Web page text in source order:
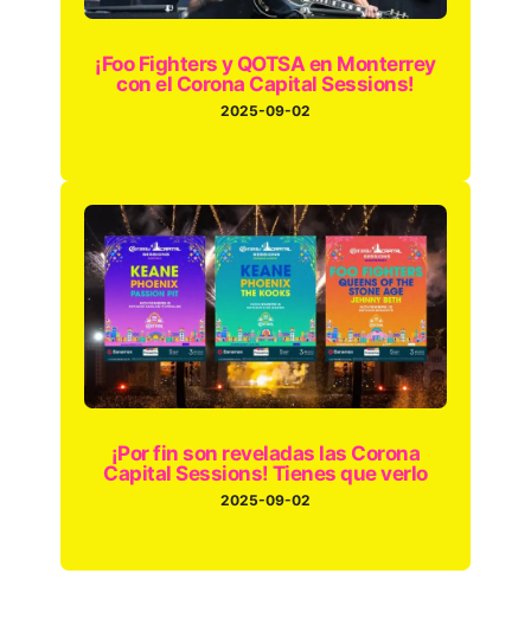
¡Foo Fighters y QOTSA en Monterrey
con el Corona Capital Sessions!
2025-09-02
¡Por fin son reveladas las Corona
Capital Sessions! Tienes que verlo
2025-09-02